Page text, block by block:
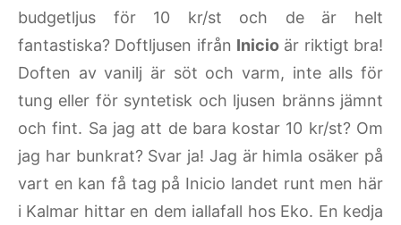
budgetljus för 10 kr/st och de är helt
fantastiska? Doftljusen ifrån Inicio är riktigt bra!
Doften av vanilj är söt och varm, inte alls för
tung eller för syntetisk och ljusen bränns jämnt
och fint. Sa jag att de bara kostar 10 kr/st? Om
jag har bunkrat? Svar ja! Jag är himla osäker på
vart en kan få tag på Inicio landet runt men här
i Kalmar hittar en dem iallafall hos Eko. En kedja